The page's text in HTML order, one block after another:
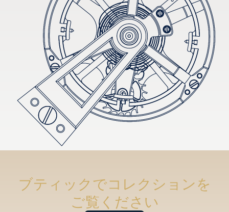
ブティックでコレクションを
ご覧ください